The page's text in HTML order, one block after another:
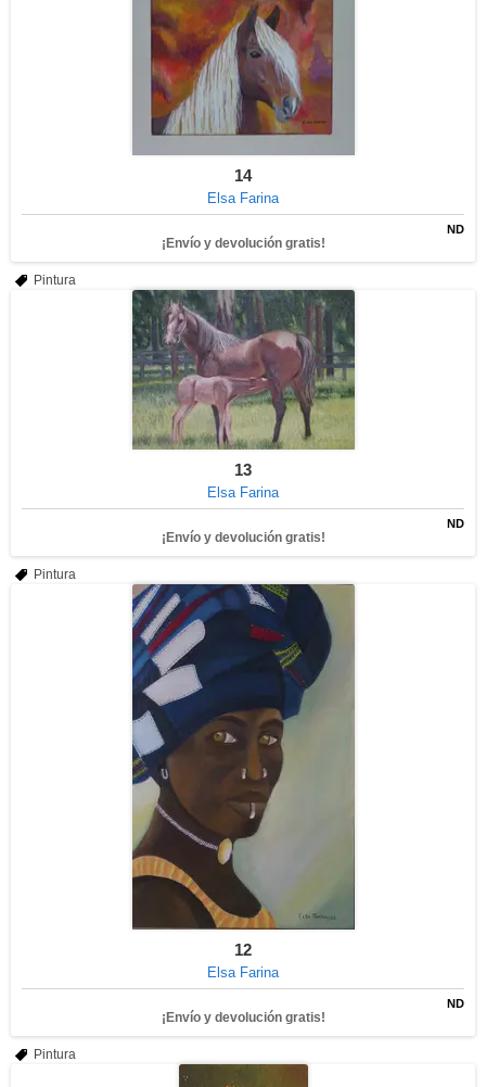
14
Elsa Farina
ND
¡Envío y devolución gratis!
Pintura
13
Elsa Farina
ND
¡Envío y devolución gratis!
Pintura
12
Elsa Farina
ND
¡Envío y devolución gratis!
Pintura